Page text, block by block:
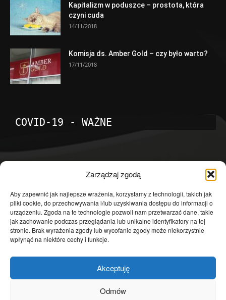
Zarządzaj zgodą
Aby zapewnić jak najlepsze wrażenia, korzystamy z technologii, takich jak
pliki cookie, do przechowywania i/lub uzyskiwania dostępu do informacji o
urządzeniu. Zgoda na te technologie pozwoli nam przetwarzać dane, takie
jak zachowanie podczas przeglądania lub unikalne identyfikatory na tej
stronie. Brak wyrażenia zgody lub wycofanie zgody może niekorzystnie
wpłynąć na niektóre cechy i funkcje.
Akceptuję
Odmów
Kapitalizm w poduszce – prostota, która
czyni cuda
14/11/2018
Komisja ds. Amber Gold – czy było warto?
17/11/2018
COVID-19 - WAŻNE
Temat dnia
4601
Publicystyka
4363
Polityka
3639
Polska
Społeczeństwo
2823